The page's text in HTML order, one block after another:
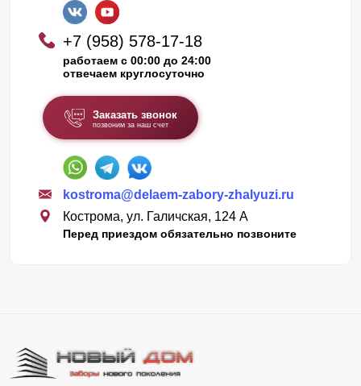
+7 (958) 578-17-18
работаем с 00:00 до 24:00
отвечаем круглосуточно
Заказать звонок
позвоним за наш счет
kostroma@delaem-zabory-zhalyuzi.ru
Кострома, ул. Галичская, 124 А
Перед приездом обязательно позвоните